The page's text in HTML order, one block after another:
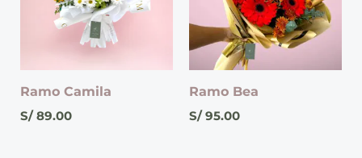
Ramo Camila
S/89.00
Ramo Bea
S/95.00